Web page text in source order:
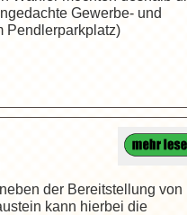
Gewerbe- und
Pendlerparkplatz)
der Bereitstellung von
kann hierbei die